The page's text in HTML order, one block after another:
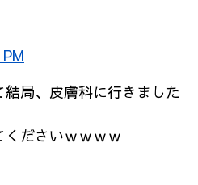
局、皮膚科に行きました
ださいｗｗｗｗ